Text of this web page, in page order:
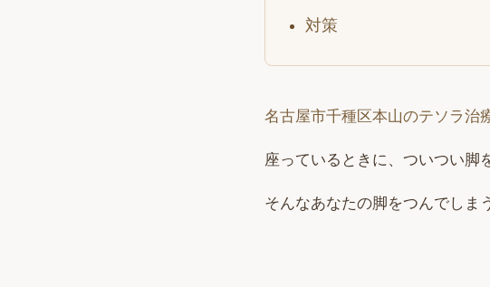
対策
名古屋市千種区本山のテソラ治
座っているときに、ついつい脚
そんなあなたの脚をつんでしま